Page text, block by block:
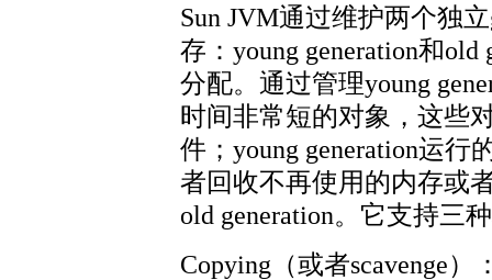
Sun JVM通过维护两个独
存：young generation和
分配。通过管理young
时间非常短的对象，这些
件；young generation运
者回收不再使用的内存或
old generation。它支持三
Copying（或者scavenge